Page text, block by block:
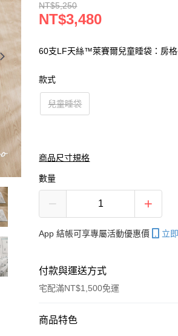
NT$5,250
NT$3,480
60支LF天絲™萊賽爾兒童睡袋：房
款式
兒童睡袋
商品尺寸規格
數量
App 結帳可享專屬活動優惠價 立
付款與運送方式
宅配滿NT$1,500免運
付款方式
商品特色